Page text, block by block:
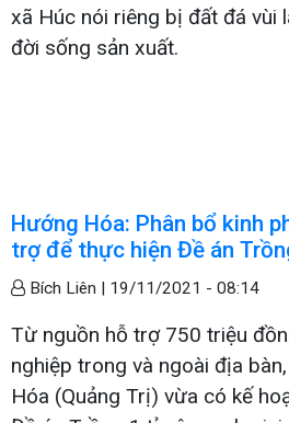
xã Húc nói riêng bị đất đá vùi
đời sống sản xuất.
Hướng Hóa: Phân bổ kinh
trợ để thực hiện Đề án
Bích Liên | 19/11/2021 - 08:14
Từ nguồn hỗ trợ 750 triệu
nghiệp trong và ngoài địa
Hóa (Quảng Trị) vừa có kế